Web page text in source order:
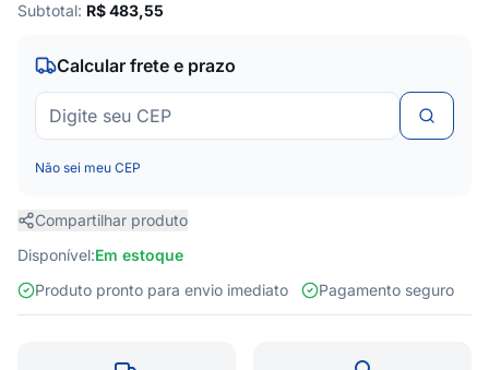
Subtotal: R$483,55
Calcular frete e prazo
Não sei meu CEP
Compartilhar produto
Disponível:Em estoque
Produto pronto para envio imediato
Pagamento seguro